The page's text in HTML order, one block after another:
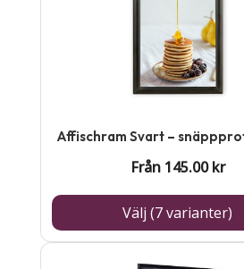
Affischram Svart –
Från 145.00kr
Välj (7 varianter)
kan
väljas